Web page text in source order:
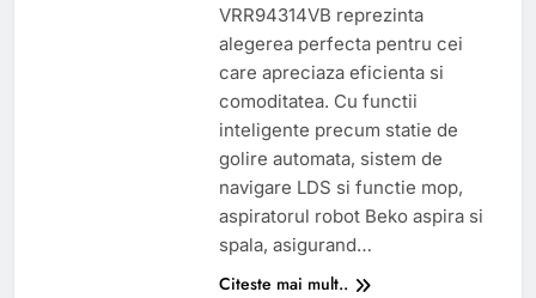
VRR94314VB reprezinta
alegerea perfecta pentru cei
care apreciaza eficienta si
comoditatea. Cu functii
inteligente precum statie de
golire automata, sistem de
navigare LDS si functie mop,
aspiratorul robot Beko aspira si
spala, asigurand…
Citeste mai mult..